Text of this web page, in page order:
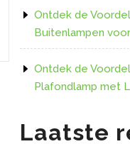
Ontdek de
Buitenlampen
Ontdek de
Plafondlamp met
Laatste